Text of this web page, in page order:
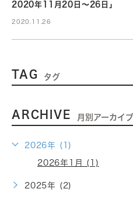
2020年11月20日～26日」
2020.11.26
TAG タグ
ARCHIVE 月別アーカイブ
2026年 (1)
2026年1月 (1)
2025年 (2)